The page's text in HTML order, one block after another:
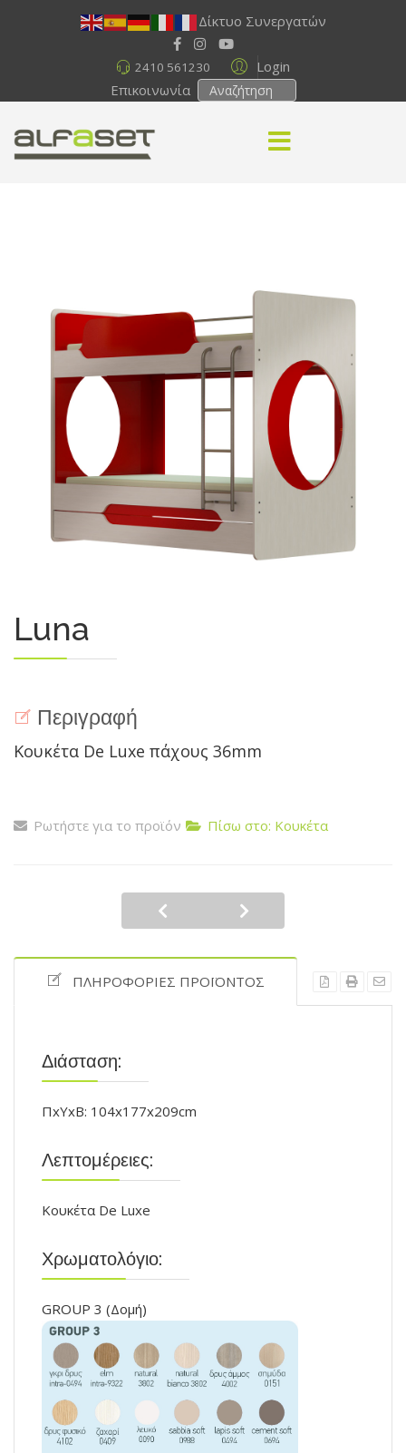
Δίκτυο Συνεργατών
Login
2410 561230
Επικοινωνία
Luna
Περιγραφή
Κουκέτα De Luxe πάχους 36mm
Ρωτήστε για το προϊόν Πίσω στο: Κουκέτα
ΠΛΗΡΟΦΟΡΊΕΣ ΠΡΟΪΌΝΤΟΣ
Διάσταση:
ΠxYxB: 104x177x209cm
Λεπτομέρειες:
Κουκέτα De Luxe
Χρωματολόγιο:
GROUP 3 (Δομή)